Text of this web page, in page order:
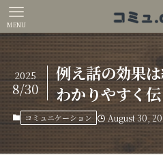
MENU
例え話の効果
わかりやすく
2025
8/30
コミュニケーション August 30,